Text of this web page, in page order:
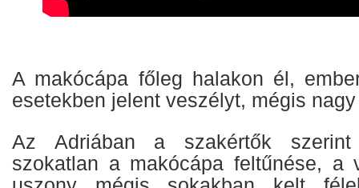
A makócápa főleg halakon él,
esetekben jelent veszélyt, mégis
Az Adriában a szakértők szerint
szokatlan a makócápa feltűnése, a